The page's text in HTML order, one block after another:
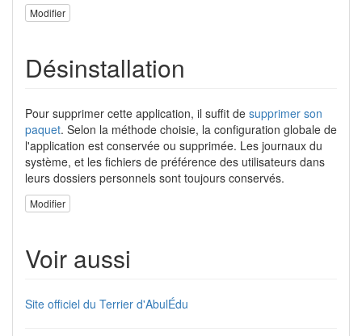
Modifier
Désinstallation
Pour supprimer cette application, il suffit de supprimer son
paquet. Selon la méthode choisie, la configuration globale de
l'application est conservée ou supprimée. Les journaux du
système, et les fichiers de préférence des utilisateurs dans
leurs dossiers personnels sont toujours conservés.
Modifier
Voir aussi
Site officiel du Terrier d'AbulÉdu